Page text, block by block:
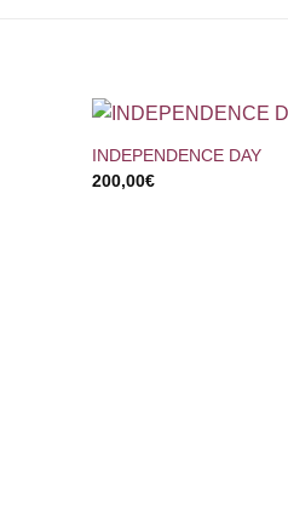
+
INDEPENDENCE DAY
200,00€